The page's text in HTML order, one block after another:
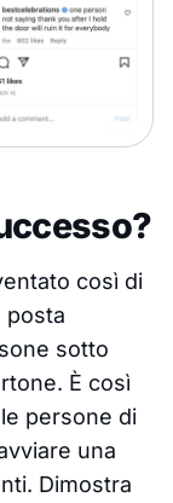
così di
posta
sotto
È così
persone di
una
Dimostra